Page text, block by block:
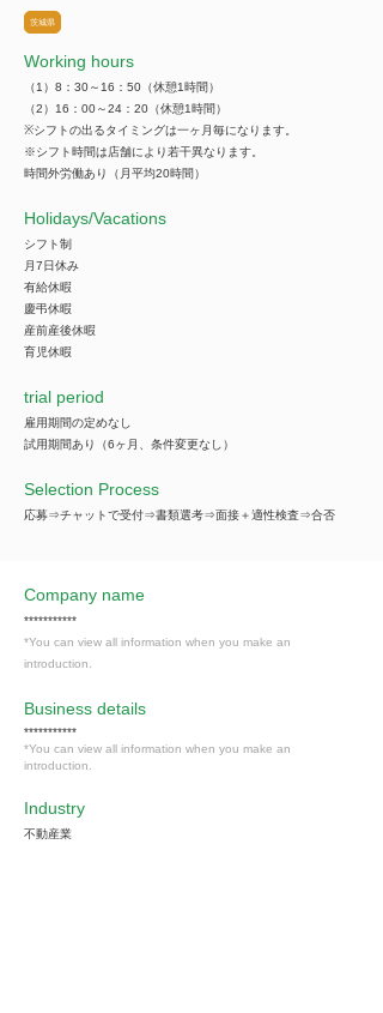
茨城県
Working hours
（1）8：30～16：50（休憩1時間）
（2）16：00～24：20（休憩1時間）
※シフトの出るタイミングは一ヶ月毎になります。
※シフト時間は店舗により若干異なります。
時間外労働あり（月平均20時間）
​Holidays/Vacations
シフト制
月7日休み
有給休暇
慶弔休暇
産前産後休暇
育児休暇
trial period
雇用期間の定めなし
試用期間あり（6ヶ月、条件変更なし）
Selection Process
応募⇒チャットで受付⇒書類選考⇒面接＋適性検査⇒合否
Company name
***********
*You can view all information when you make an
introduction.
​Business details
***********
*You can view all information when you make an
introduction.
Industry
不動産業